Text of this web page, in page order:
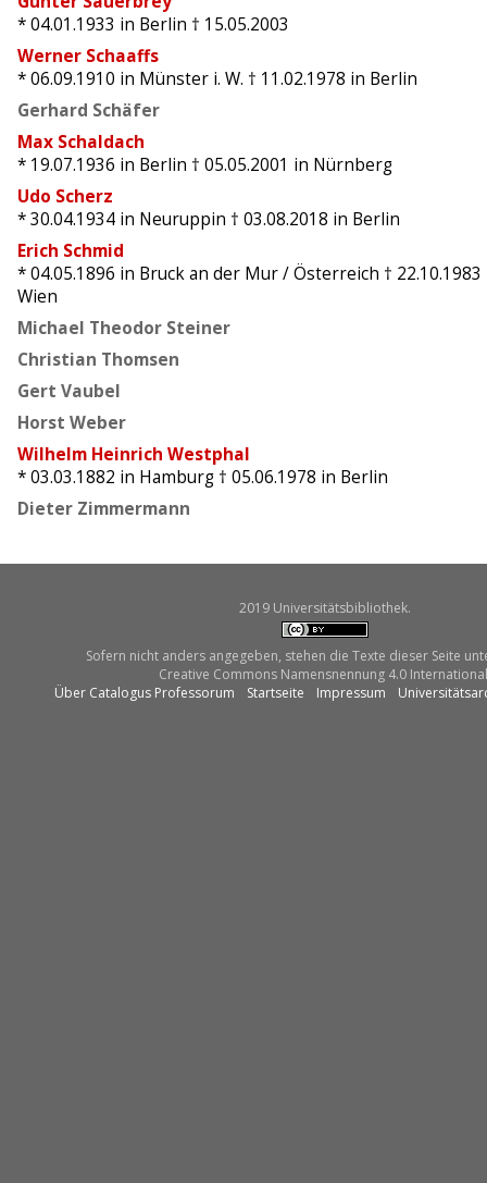
* 04.01.1933 in Berlin † 15.05.2003
Werner Schaaffs
* 06.09.1910 in Münster i. W. † 11.02.1978 in Berlin
Gerhard Schäfer
Max Schaldach
* 19.07.1936 in Berlin † 05.05.2001 in Nürnberg
Udo Scherz
* 30.04.1934 in Neuruppin † 03.08.2018 in Berlin
Erich Schmid
* 04.05.1896 in Bruck an der Mur / Österreich † 22.10.1983
Wien
Michael Theodor Steiner
Christian Thomsen
Gert Vaubel
Horst Weber
Wilhelm Heinrich Westphal
* 03.03.1882 in Hamburg † 05.06.1978 in Berlin
Dieter Zimmermann
2019 Universitätsbibliothek.
Sofern nicht anders angegeben, stehen die Texte dieser Seite
Creative Commons Namensnennung 4.0
Über Catalogus Professorum
Startseite Impressum